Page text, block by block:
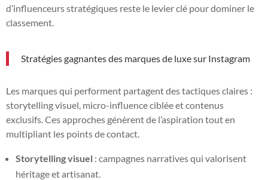
d’influenceurs stratégiques reste le levier clé pour dominer le
classement.
Stratégies gagnantes des marques de luxe sur Instagram
Les marques qui performent partagent des tactiques claires :
storytelling visuel, micro-influence ciblée et contenus
exclusifs. Ces approches génèrent de l’aspiration tout en
multipliant les points de contact.
Storytelling visuel : campagnes narratives qui valorisent
héritage et artisanat.